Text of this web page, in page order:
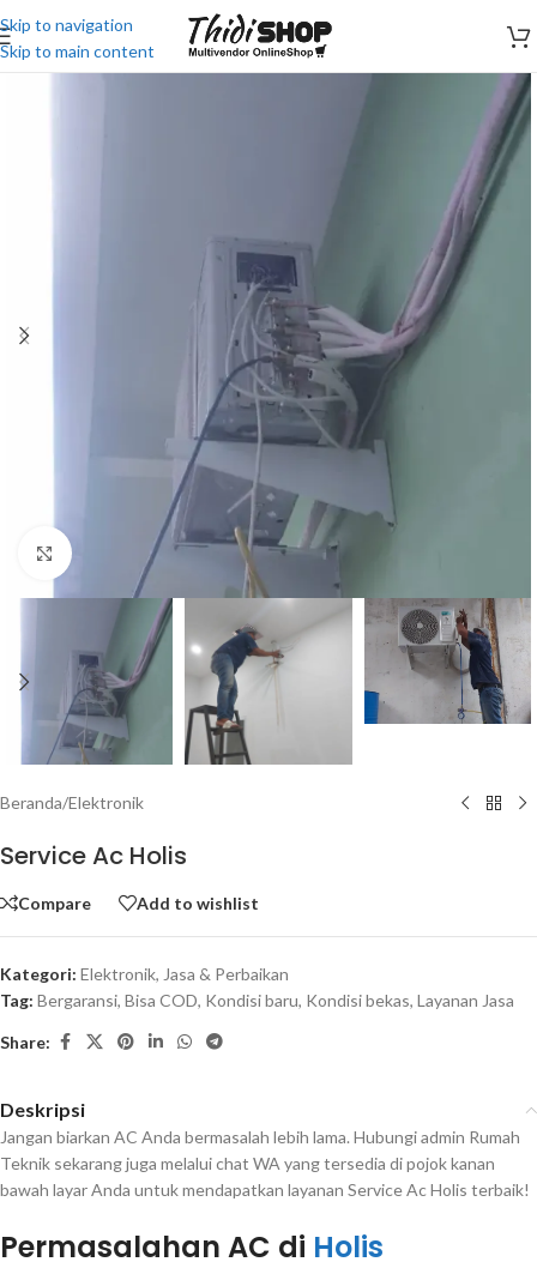
Skip to navigation
Skip to main content
Click to enlarge
Beranda/Elektronik
Service Ac Holis
Compare Add to wishlist
Kategori: Elektronik, Jasa & Perbaikan
Tag: Bergaransi, Bisa COD, Kondisi baru, Kondisi bekas, Layanan Jasa
Share:
Deskripsi
Jangan biarkan AC Anda bermasalah lebih lama. Hubungi admin Rumah
Teknik sekarang juga melalui chat WA yang tersedia di pojok kanan
bawah layar Anda untuk mendapatkan layanan Service Ac Holis terbaik!
Permasalahan AC di Holis